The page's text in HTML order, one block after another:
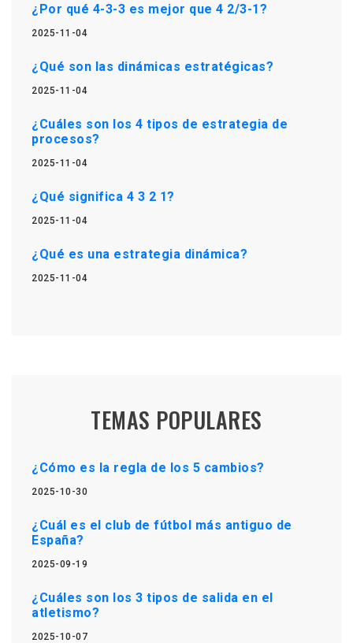
¿Por qué 4-3-3 es mejor que 4 2/3-1?
2025-11-04
¿Qué son las dinámicas estratégicas?
2025-11-04
¿Cuáles son los 4 tipos de estrategia de
procesos?
2025-11-04
¿Qué significa 4 3 2 1?
2025-11-04
¿Qué es una estrategia dinámica?
2025-11-04
TEMAS POPULARES
¿Cómo es la regla de los 5 cambios?
2025-10-30
¿Cuál es el club de fútbol más antiguo de
España?
2025-09-19
¿Cuáles son los 3 tipos de salida en el
atletismo?
2025-10-07